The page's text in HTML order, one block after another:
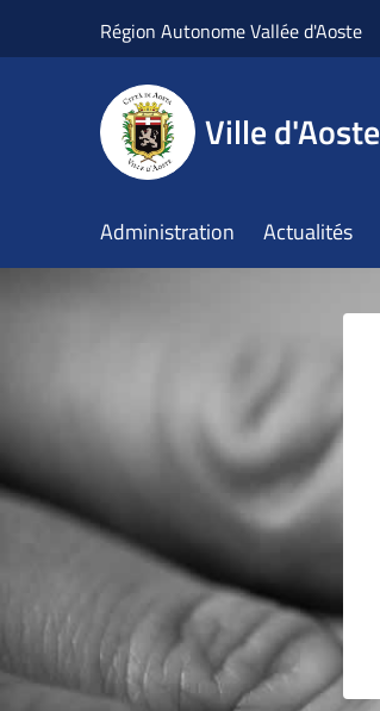
Région Autonome Vallée d'Aoste
Ville d'Aoste
Administration Actualités